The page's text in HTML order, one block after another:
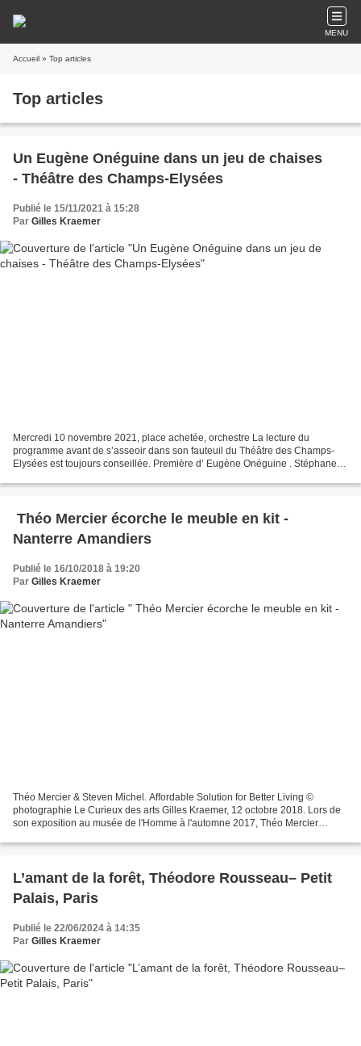
MENU
Accueil » Top articles
Top articles
​​​​​​​Un Eugène Onéguine dans un jeu de chaises
- Théâtre des Champs-Elysées
Publié le 15/11/2021 à 15:28
Par Gilles Kraemer
Mercredi 10 novembre 2021, place achetée, orchestre La lecture du
programme avant de s’asseoir dans son fauteuil du Théâtre des Champs-
Elysées est toujours conseillée. Première d’ Eugène Onéguine . Stéphane
Théo Mercier écorche le meuble en kit -
Nanterre Amandiers
Publié le 16/10/2018 à 19:20
Par Gilles Kraemer
Théo Mercier & Steven Michel. Affordable Solution for Better Living ©
photographie Le Curieux des arts Gilles Kraemer, 12 octobre 2018. Lors de
son exposition au musée de l'Homme à l'automne 2017, Théo Mercier
​​​​​​​L’amant de la forêt, Théodore Rousseau– Petit
Palais, Paris
Publié le 22/06/2024 à 14:35
Par Gilles Kraemer